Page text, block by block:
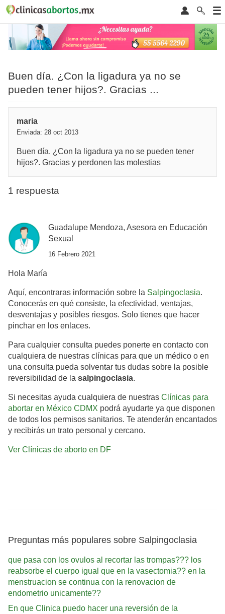
Buen día. ¿Con la ligadura ya no se
pueden tener hijos?. Gracias ...
maria
Enviada: 28 oct 2013
Buen día. ¿Con la ligadura ya no se pueden tener
hijos?. Gracias y perdonen las molestias
1 respuesta
Guadalupe Mendoza, Asesora en Educación
Sexual
16 Febrero 2021
Hola María
Aquí, encontraras información sobre la Salpingoclasia.
Conocerás en qué consiste, la efectividad, ventajas,
desventajas y posibles riesgos. Solo tienes que hacer
pinchar en los enlaces.
Para cualquier consulta puedes ponerte en contacto con
cualquiera de nuestras clínicas para que un médico o en
una consulta pueda solventar tus dudas sobre la posible
reversibilidad de la salpingoclasia.
Si necesitas ayuda cualquiera de nuestras Clínicas para
abortar en México CDMX podrá ayudarte ya que disponen
de todos los permisos sanitarios. Te atenderán encantados
y recibirás un trato personal y cercano.
Ver Clínicas de aborto en DF
Preguntas más populares sobre Salpingoclasia
que pasa con los ovulos al recortar las trompas??? los
reabsorbe el cuerpo igual que en la vasectomia?? en la
menstruacion se continua con la renovacion de
endometrio unicamente??
En que Clinica puedo hacer una reversión de la